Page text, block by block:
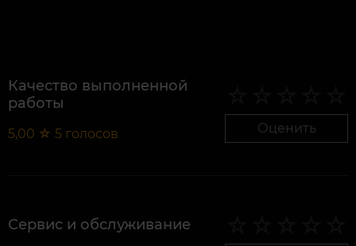
Качество выполненной
работы
5,00 ☆ 5 голосов Оценить
Сервис и обслуживание